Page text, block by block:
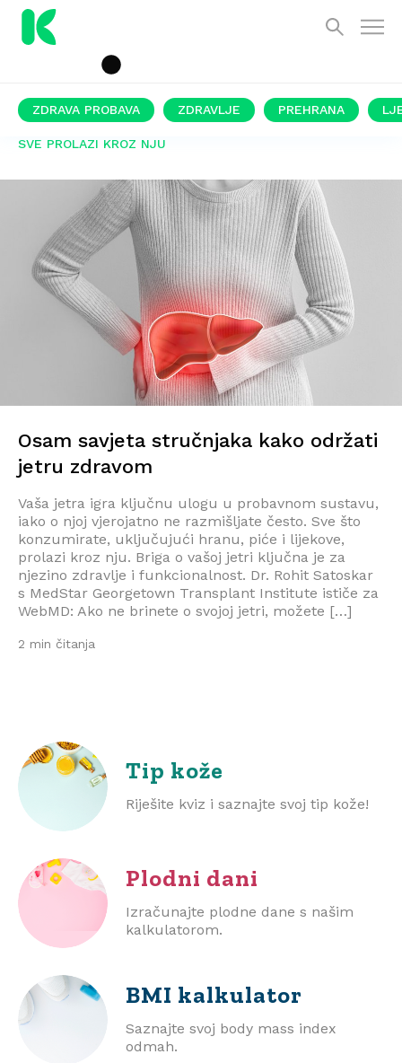
ZDRAVA PROBAVA ZDRAVLJE PREHRANA
SVE PROLAZI KROZ NJU
Osam savjeta stručnjaka kako održati
jetru zdravom
Vaša jetra igra ključnu ulogu u probavnom sustavu,
iako o njoj vjerojatno ne razmišljate često. Sve što
konzumirate, uključujući hranu, piće i lijekove,
prolazi kroz nju. Briga o vašoj jetri ključna je za
njezino zdravlje i funkcionalnost. Dr. Rohit Satoskar
s MedStar Georgetown Transplant Institute ističe za
WebMD: Ako ne brinete o svojoj jetri, možete […]
2 min čitanja
Tip kože
Riješite kviz i saznajte svoj tip kože!
Plodni dani
Izračunajte plodne dane s našim
kalkulatorom.
BMI kalkulator
Saznajte svoj body mass index
odmah.